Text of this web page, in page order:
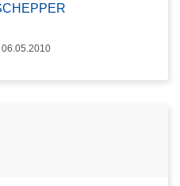
06.05.2010